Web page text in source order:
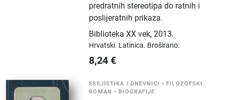
predratnih stereotipa do ratnih i
poslijeratnih prikaza.
Biblioteka XX vek,2013.
Hrvatski. Latinica. Broširano.
8,24 €
ESEJISTIKA I DNEVNICI •FILOZOFSKI
ROMAN •BIOGRAFIJE